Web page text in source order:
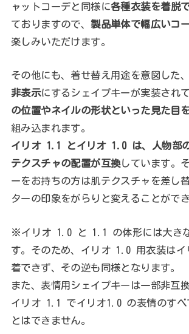
ャットコーデと同様に各種衣装を着脱
ておりますので、 製品単体で幅広いコ
楽しみいただけます。
その他にも、着せ替え用途を意図した、
非表示にするシェイプキーが実装され
の位置やネイルの形状といった見た目
組み込まれます。
イリオ 1.1 とイリオ 1.0 は、人物部
テクスチャの配置が互換しています。
ーをお持ちの方は肌テクスチャを差し
ターの印象をがらりと変えることができ
※イリオ 1.0 と 1.1 の体形には大き
す。そのため、イリオ 1.0 用衣装は
着できず、その逆も同様となります。
また、表情用シェイプキーは一部非互
イリオ 1.1 でイリオ1.0 の表情のすべ
とはできません。